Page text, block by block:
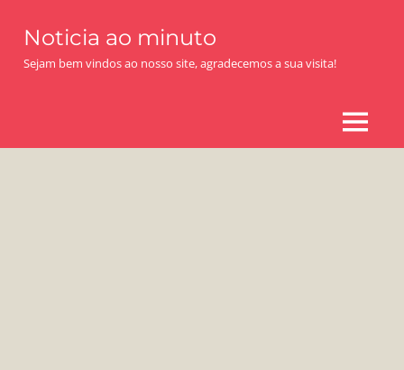
content
Noticia ao minuto
Sejam bem vindos ao nosso site, agradecemos a sua visita!
MENU